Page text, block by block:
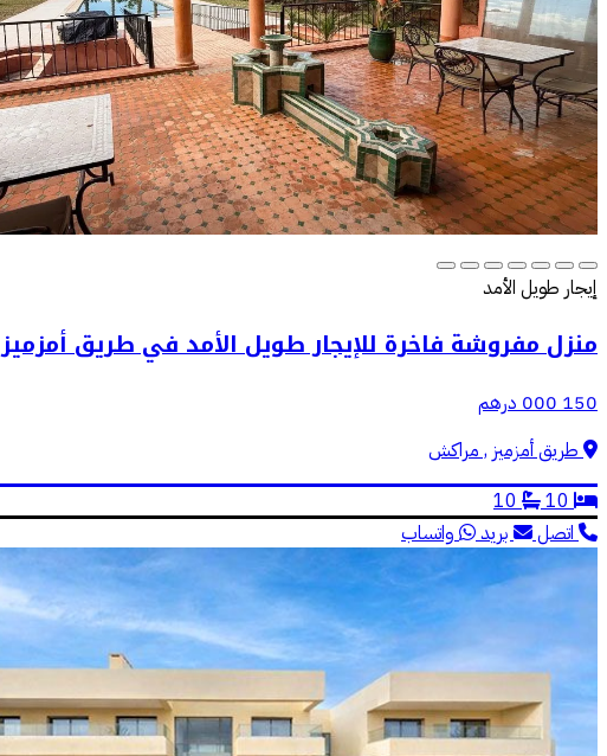
إيجار طويل الأمد
منزل مفروشة فاخرة للإيجار طويل الأمد في طريق أمزميز
150 000 درهم
طريق أمزميز , مراكش
10
10
اتصل
بريد واتساب